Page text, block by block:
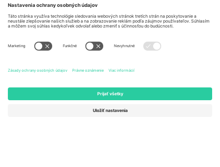
Unter den Linden 24, 10117
167 City Road, London, Greater
Kingdom
United States
Newark, Delaware 19713, United
States
Switzerland
Engelberg, Switzerland